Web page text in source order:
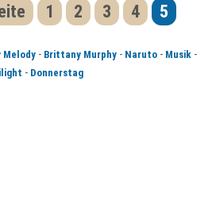
1 2 3 4 5
Melody- Brittany Murphy- Naruto- Musik-
- Donnerstag